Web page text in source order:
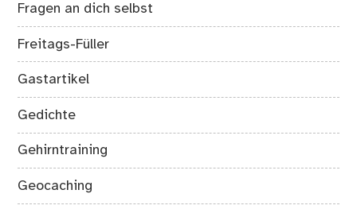
Fragen an dich selbst
Freitags-Füller
Gastartikel
Gedichte
Gehirntraining
Geocaching